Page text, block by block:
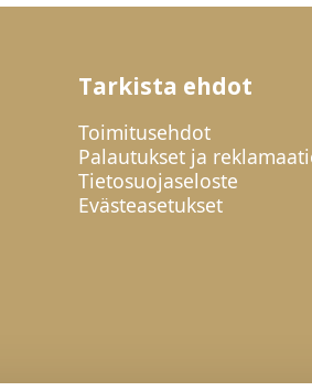
Tarkista ehdot
Toimitusehdot
Palautukset ja
Tietosuojaseloste
Evästeasetukset